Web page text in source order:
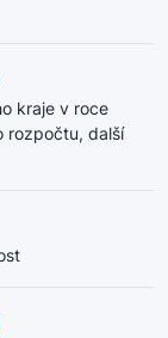
kraje v roce
rozpočtu, další